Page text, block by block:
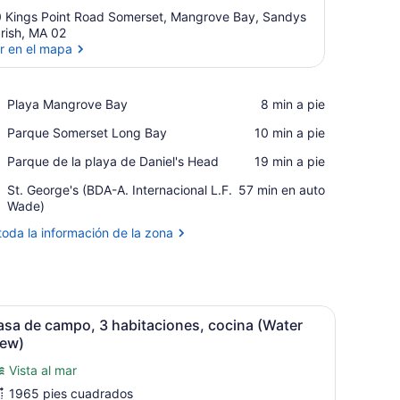
Kings Point Road Somerset, Mangrove Bay, Sandys
MA 02
en el mapa
Playa Mangrove Bay
Place,
Mangrove
‪8 min a pie‬
Parque Somerset Long Bay
Place,
Somerset
Bay
‪10 min a pie‬
Parque de la playa de Daniel's Head
Place,
de
la
playa
de
‪19 min a pie‬
St. George's (BDA-A. Internacional L.F.
Wade)
Airport,
St.
(BDA-
‪57 min en auto‬
la información de la zona
en la pared.
techo y vistas al océano. Amplia sala de estar con chimenea,
14 de campo, 3 habitaciones, cocina (Water
Vista al mar
1965 pies cuadrados